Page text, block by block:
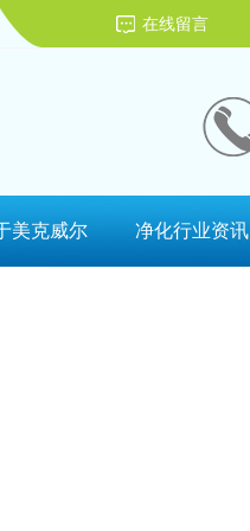
在线留言
美克威尔 净化行业资讯